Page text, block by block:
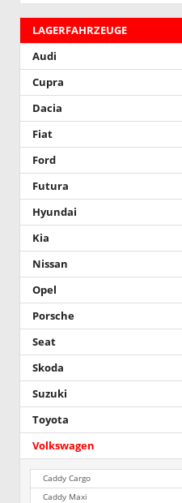
LAGERFAHRZEUGE
Audi
Cupra
Dacia
Fiat
Ford
Futura
Hyundai
Kia
Nissan
Opel
Porsche
Seat
Skoda
Suzuki
Toyota
Volkswagen
Caddy Cargo
Caddy Maxi